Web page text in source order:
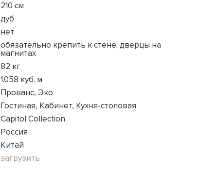
210 см
дуб
нет
обязательно крепить к стене; дверцы на
магнитах
82 кг
1.058 куб. м
Прованс, Эко
Гостиная, Кабинет, Кухня-столовая
Capitol Collection
Россия
Китай
загрузить